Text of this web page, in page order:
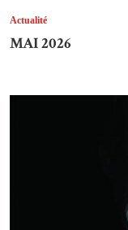
Actualité
MAI 2026